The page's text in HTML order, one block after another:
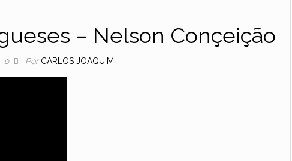
– Nelson Conçeição
0 Por CARLOS JOAQUIM